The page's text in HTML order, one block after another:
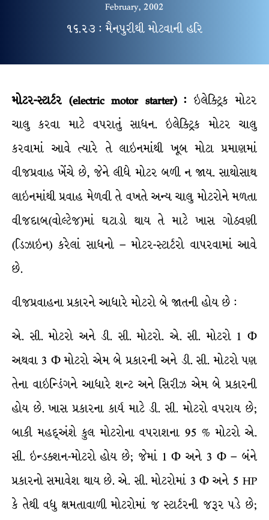
February, 2002
૧૬.૨૩ : મૈનપુરીથી મોટવાની હરિ
મોટર-સ્ટાર્ટર (electric motor starter) : ઇલેક્ટ્રિક મોટર
ચાલુ કરવા માટે વપરાતું સાધન. ઇલેક્ટ્રિક મોટર ચાલુ
કરવામાં આવે ત્યારે તે લાઇનમાંથી ખૂબ મોટા પ્રમાણમાં
વીજપ્રવાહ ખેંચે છે, જેને લીધે મોટર બળી ન જાય. સાથોસાથ
લાઇનમાંથી પ્રવાહ મેળવી તે વખતે અન્ય ચાલુ મોટરોને મળતા
વીજદાબ(વોલ્ટેજ)માં ઘટાડો થાય તે માટે ખાસ ગોઠવણી
(ડિઝાઇન) કરેલાં સાધનો – મોટર-સ્ટાર્ટરો વાપરવામાં આવે
છે.
વીજપ્રવાહના પ્રકારને આધારે મોટરો બે જાતની હોય છે :
એ. સી. મોટરો અને ડી. સી. મોટરો. એ. સી. મોટરો 1 Φ
અથવા 3 Φ મોટરો એમ બે પ્રકારની અને ડી. સી. મોટરો પણ
તેના વાઇન્ડિંગને આધારે શન્ટ અને સિરીઝ એમ બે પ્રકારની
હોય છે. ખાસ પ્રકારના કાર્ય માટે ડી. સી. મોટરો વપરાય છે;
બાકી મહદ્અંશે કુલ મોટરોના વપરાશના 95 % મોટરો એ.
સી. ઇન્ડક્શન-મોટરો હોય છે; જેમાં 1 Φ અને 3 Φ – બંને
પ્રકારનો સમાવેશ થાય છે. એ. સી. મોટરોમાં 3 Φ અને 5 HP
કે તેથી વધુ ક્ષમતાવાળી મોટરોમાં જ સ્ટાર્ટરની જરૂર પડે છે;